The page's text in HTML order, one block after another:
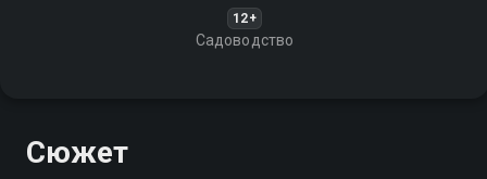
12+
Садоводство
Сюжет